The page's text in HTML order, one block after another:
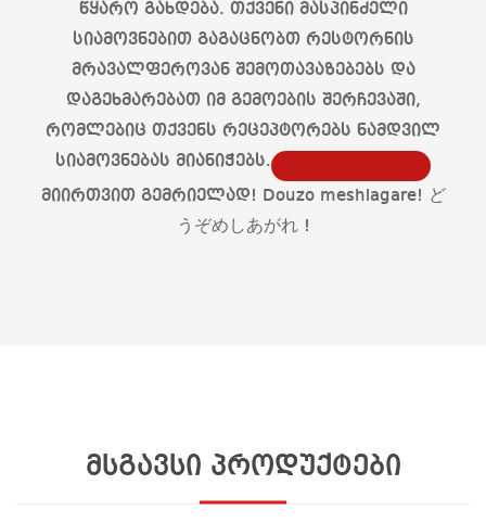
წყარო გახდება. თქვენი მასპინძელი
სიამოვნებით გაგაცნობთ რესტორნის
მრავალფეროვან შემოთავაზებებს და
დაგეხმარებათ იმ გემოების შერჩევაში,
რომლებიც თქვენს რეცეპტორებს ნამდვილ
სიამოვნებას მიანიჭებს.
მიირთვით გემრიელად! Douzo meshiagare! ど
うぞめしあがれ !
მსგავსი პროდუქტები